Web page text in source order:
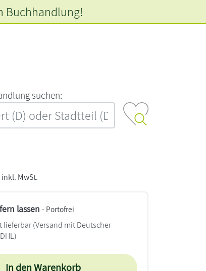
‍s‍u‍c‍h‍e‍n‍:‍
Buchhandlung!
inkl. MwSt.
lassen - Portofrei
lieferbar(Versand mit Deutscher
In den Warenkorb